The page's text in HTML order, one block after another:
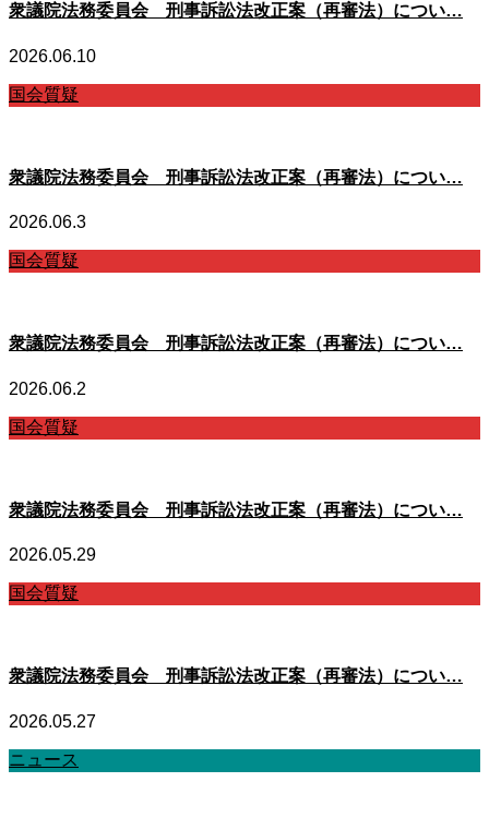
衆議院法務委員会 刑事訴訟法改正案（再審法）につい…
2026.06.10
国会質疑
衆議院法務委員会 刑事訴訟法改正案（再審法）につい…
2026.06.3
国会質疑
衆議院法務委員会 刑事訴訟法改正案（再審法）につい…
2026.06.2
国会質疑
衆議院法務委員会 刑事訴訟法改正案（再審法）につい…
2026.05.29
国会質疑
衆議院法務委員会 刑事訴訟法改正案（再審法）につい…
2026.05.27
ニュース